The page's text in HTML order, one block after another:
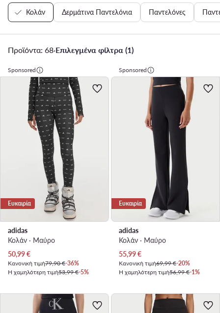
Κολάν Δερμάτινα Παντελόνια Παντελόνες
Προϊόντα: 68·Επιλεγμένα φίλτρα (1)
Sponsored
Ευκαιρία
adidas
Κολάν · Μαύρο
Τρέχουσα τιμή
50,99€
Κανονική τιμή79,90 €-36%
Η χαμηλότερη τιμή53,99 €-5%
Sponsored
Ευκαιρία
adidas
Κολάν · Μαύρο
Τρέχουσα τιμή
55,99€
Κανονική τιμή69,99 €-20%
Η χαμηλότερη τιμή56,99 €-1%